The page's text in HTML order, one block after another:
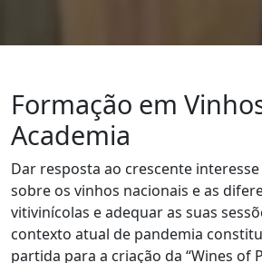
Formação em
Academia
Dar resposta ao crescente
sobre os vinhos nacionais e as
vitivinícolas e adequar as suas
contexto atual de pandemia
partida para a criação da “Wines of